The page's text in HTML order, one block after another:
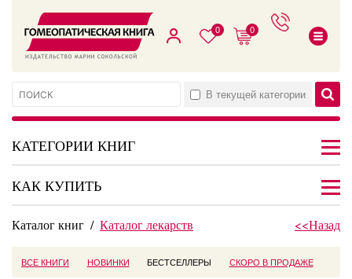
0 0
В текущей категории
КАТЕГОРИИ КНИГ
КАК КУПИТЬ
Каталог книг / Каталог лекарств <<Назад
ВСЕ КНИГИ НОВИНКИ БЕСТСЕЛЛЕРЫ СКОРО В ПРОДАЖЕ